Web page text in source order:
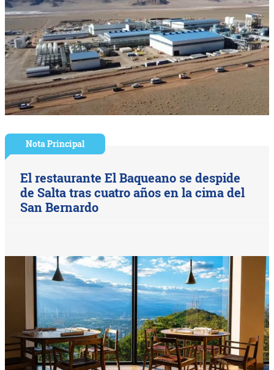
Nota Principal
El restaurante El Baqueano se despide
de Salta tras cuatro años en la cima del
San Bernardo